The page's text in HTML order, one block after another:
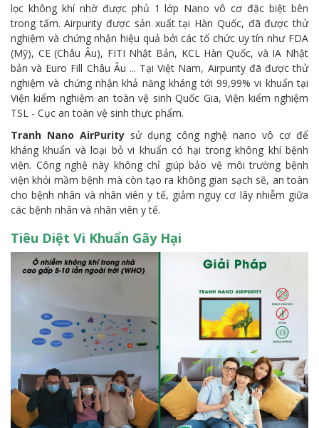
lọc không khí nhờ được phủ 1 lớp Nano vô cơ đặc biệt bên
trong tấm. Airpurity được sản xuất tại Hàn Quốc, đã được thử
nghiệm và chứng nhận hiệu quả bởi các tổ chức uy tín như FDA
(Mỹ), CE (Châu Âu), FITI Nhật Bản, KCL Hàn Quốc, và IA Nhật
bản và Euro Fill Châu Âu ... Tại Việt Nam, Airpurity đã được thử
nghiệm và chứng nhận khả năng kháng tới 99,99% vi khuẩn tại
Viện kiểm nghiệm an toàn vệ sinh Quốc Gia, Viện kiểm nghiệm
TSL - Cục an toàn vệ sinh thực phẩm.
Tranh Nano AirPuritysử dụng công nghệ nano vô cơ để
kháng khuẩn và loại bỏ vi khuẩn có hại trong không khí bệnh
viện. Công nghệ này không chỉ giúp bảo vệ môi trường bệnh
viện khỏi mầm bệnh mà còn tạo ra không gian sạch sẽ, an toàn
cho bệnh nhân và nhân viên y tế, giảm nguy cơ lây nhiễm giữa
các bệnh nhân và nhân viên y tế.
Tiêu Diệt Vi Khuẩn Gây Hại